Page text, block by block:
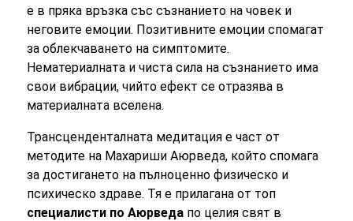
е в пряка връзка със съзнанието на човек и
неговите емоции. Позитивните емоции спомагат
за облекчаването на симптомите.
Нематериалната и чиста сила на съзнанието има
свои вибрации, чийто ефект се отразява в
материалната вселена.
Трансценденталната медитация е част от
методите на Махариши Аюрведа, който спомага
за достигането на пълноценно физическо и
психическо здраве. Тя е прилагана от топ
специалисти по Аюрведа по целия свят в